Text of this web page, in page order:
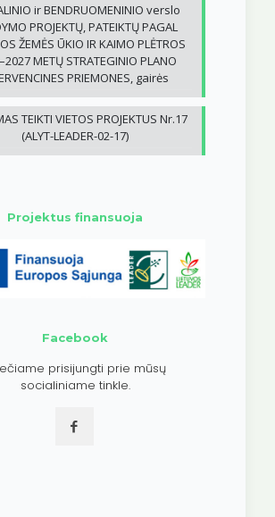
ir BENDRUOMENINIO verslo
PROJEKTŲ, PATEIKTŲ PAGAL
ŽEMĖS ŪKIO IR KAIMO PLĖTROS
METŲ STRATEGINIO PLANO
PRIEMONES, gairės
TEIKTI VIETOS PROJEKTUS Nr.17
(ALYT-LEADER-02-17)
Projektus finansuoja
Facebook
prisijungti prie mūsų
socialiniame tinkle.